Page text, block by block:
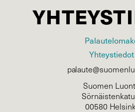
Yhteystiedot
Suomen
Sörnäistenkatu
00580